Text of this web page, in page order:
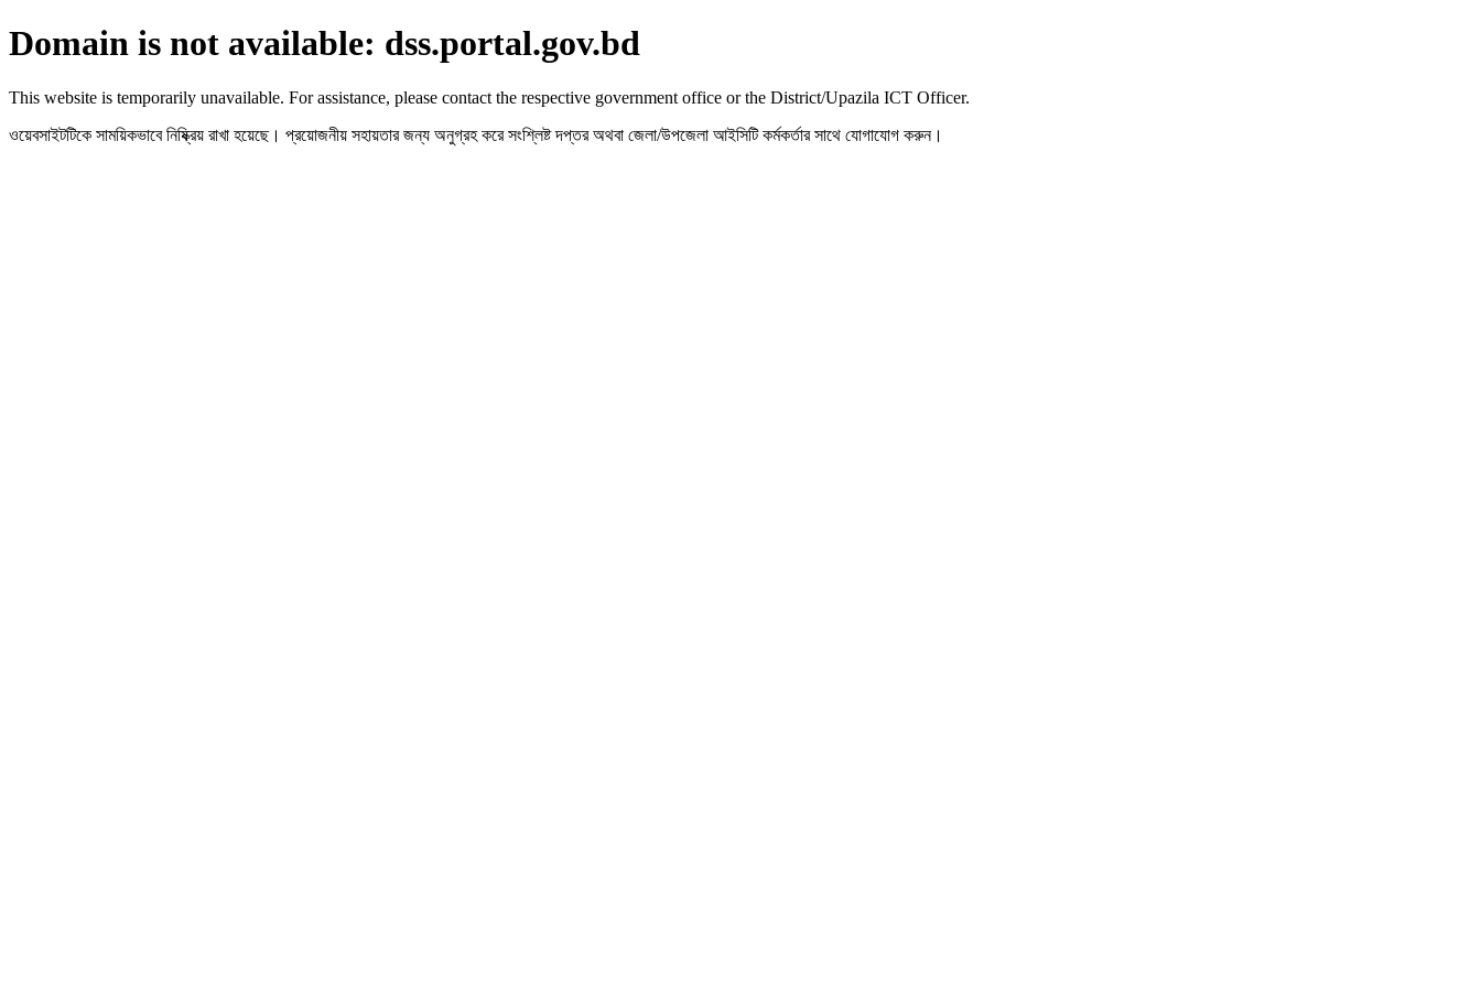
Domain is not available: dss.portal.gov.bd
This website is temporarily unavailable. For assistance, please contact the respective government office or the District/Upazila ICT Officer.
ওয়েবসাইটটিকে সাময়িকভাবে নিষ্ক্রিয় রাখা হয়েছে। প্রয়োজনীয় সহায়তার জন্য অনুগ্রহ করে সংশ্লিষ্ট দপ্তর অথবা জেলা/উপজেলা আইসিটি কর্মকর্তার সাথে যোগাযোগ করুন।